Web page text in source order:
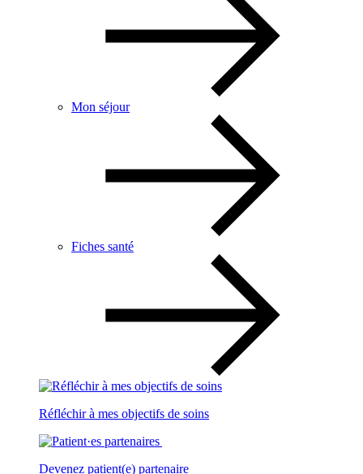
Mon séjour
Fiches santé
Réfléchir à mes objectifs de soins
Devenez patient(e) partenaire